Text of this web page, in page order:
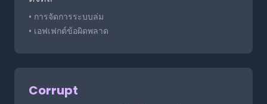
• การจัดการระบบล่ม
• เอฟเฟกต์ข้อผิดพลาด
Corrupt